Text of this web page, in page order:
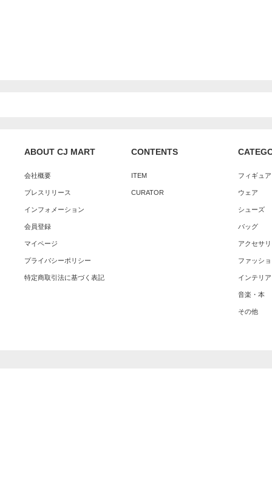
ABOUT CJ MART
会社概要
プレスリリース
インフォメーション
会員登録
マイページ
プライバシーポリシー
特定商取引法に基づく表記
CONTENTS
ITEM
CURATOR
フィギュ
ウェア
シューズ
バッグ
アクセサ
ファッシ
インテリア
音楽・本
その他